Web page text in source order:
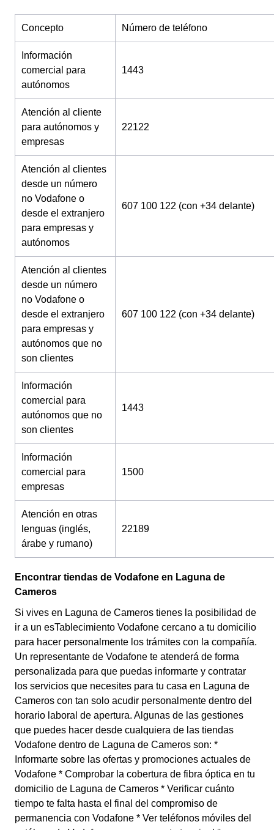
Concepto Número de teléfono
Información
comercial para
autónomos
1443
Atención al cliente
para autónomos y
empresas
22122
Atención al clientes
desde un número
no Vodafone o
desde el extranjero
para empresas y
autónomos
607 100 122 (con +34 delante)
Atención al clientes
desde un número
no Vodafone o
desde el extranjero
para empresas y
autónomos que no
son clientes
607 100 122 (con +34 delante)
Información
comercial para
autónomos que no
son clientes
1443
Información
comercial para
empresas
1500
Atención en otras
lenguas (inglés,
árabe y rumano)
22189
Encontrar tiendas de Vodafone en Laguna de
Cameros
Si vives en Laguna de Cameros tienes la posibilidad de
ir a un esTablecimiento Vodafone cercano a tu domicilio
para hacer personalmente los trámites con la compañía.
Un representante de Vodafone te atenderá de forma
personalizada para que puedas informarte y contratar
los servicios que necesites para tu casa en Laguna de
Cameros con tan solo acudir personalmente dentro del
horario laboral de apertura. Algunas de las gestiones
que puedes hacer desde cualquiera de las tiendas
Vodafone dentro de Laguna de Cameros son: *
Informarte sobre las ofertas y promociones actuales de
Vodafone * Comprobar la cobertura de fibra óptica en tu
domicilio de Laguna de Cameros * Verificar cuánto
tiempo te falta hasta el final del compromiso de
permanencia con Vodafone * Ver teléfonos móviles del